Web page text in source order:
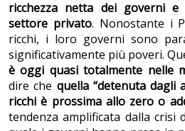
ricchezza netta dei governi
settore privato. Nonostante i
ricchi, i loro governi sono
significativamente più poveri.
è oggi quasi totalmente nelle
dire che quella “detenuta dagli
ricchi è prossima allo zero o
tendenza amplificata dalla crisi